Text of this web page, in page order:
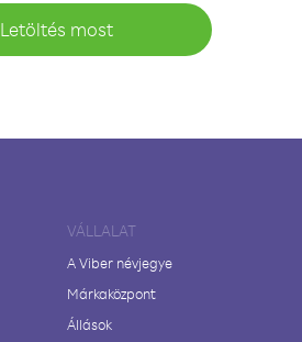
Letöltés most
VÁLLALAT
A Viber névjegye
Márkaközpont
Állások